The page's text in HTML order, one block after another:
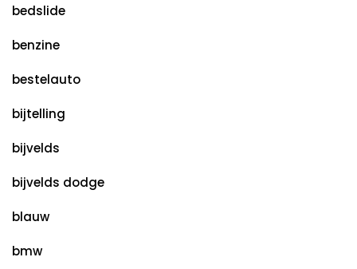
bedslide
benzine
bestelauto
bijtelling
bijvelds
bijvelds dodge
blauw
bmw